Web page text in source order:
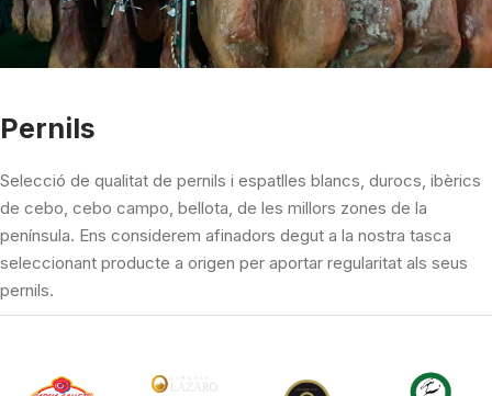
Pernils
Selecció de qualitat de pernils i espatlles blancs, durocs, ibèrics
de cebo, cebo campo, bellota, de les millors zones de la
península. Ens considerem afinadors degut a la nostra tasca
seleccionant producte a origen per aportar regularitat als seus
pernils.